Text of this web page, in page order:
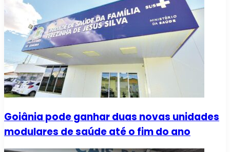
Goiânia pode ganhar duas novas unidades
modulares de saúde até o fim do ano